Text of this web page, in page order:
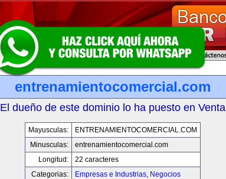
entrenamientocomercial.com
El dueño de este dominio lo ha puesto en Venta
Mayusculas:
ENTRENAMIENTOCOMERCIAL.COM
Minusculas:
entrenamientocomercial.com
Longitud:
22 caracteres
Categorias:
Empresas e Industrias, Negocios